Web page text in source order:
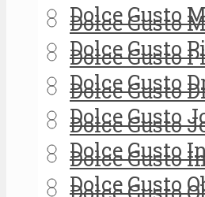
Dolce Gusto
Dolce Gusto
Dolce Gusto
Dolce Gusto
Dolce Gusto
Dolce Gusto
Dolce Gusto
Dolce Gusto
Dolce Gusto
Dolce Gusto
Dolce Gusto